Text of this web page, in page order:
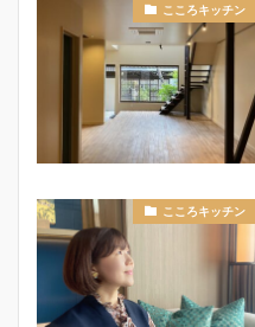
こころキッチン
こころキッチン